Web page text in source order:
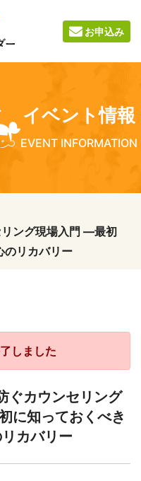
お申込み
イベント情報
EVENT INFORMATION
ング現場入門 ―最初
のリカバリー
しました
ぐカウンセリング
に知っておくべき
カバリー